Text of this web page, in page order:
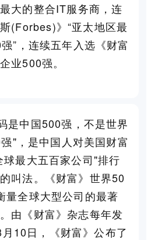
大的整合IT服务商，连
(Forbes)》“亚太地区最
”，连续五年入选《财富
业500强。
是中国500强，不是世界
"，是中国人对美国财富
最大五百家公司"排行
叫法。《财富》世界50
量全球大型公司的最著
由《财富》杂志每年发
10日，《财富》公布了